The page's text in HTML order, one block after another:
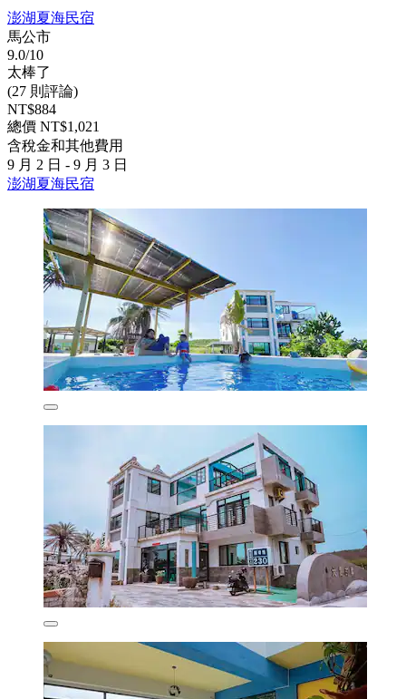
澎湖夏海民宿
馬公市
9.0/10
太棒了
(27 則評論)
NT$884
總價 NT$1,021
含稅金和其他費用
9 月 2 日 - 9 月 3 日
澎湖夏海民宿